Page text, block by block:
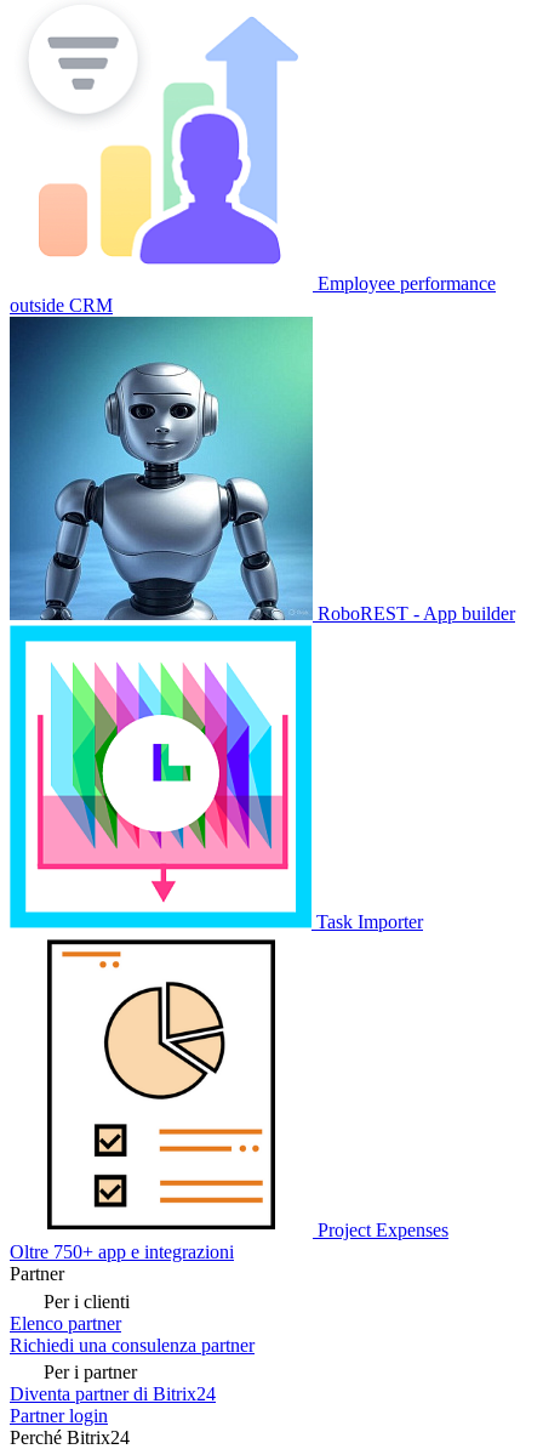
Employee performance
outside CRM
RoboREST - App builder
Task Importer
Project Expenses
Oltre 750+ app e integrazioni
Partner
Per i clienti
Elenco partner
Richiedi una consulenza partner
Per i partner
Diventa partner di Bitrix24
Partner login
Perché Bitrix24